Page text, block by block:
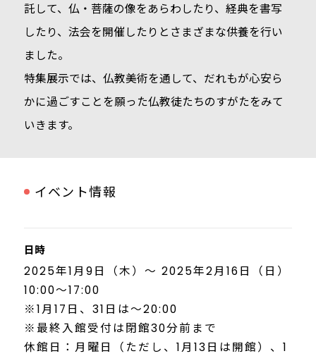
託して、仏・菩薩の像をあらわしたり、経典を書写
したり、法会を開催したりとさまざまな供養を行い
ました。
特集展示では、仏教美術を通して、だれもが心安ら
かに過ごすことを願った仏教徒たちのすがたをみて
いきます。
イベント情報
日時
2025年1月9日（木）～ 2025年2月16日（日）
10:00～17:00
※1月17日、31日は～20:00
※最終入館受付は閉館30分前まで
休館日：月曜日（ただし、1月13日は開館）、1